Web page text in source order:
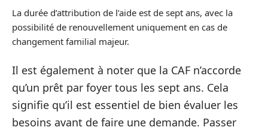
La durée d’attribution de l’aide est de sept ans, avec la
possibilité de renouvellement uniquement en cas de
changement familial majeur.
Il est également à noter que la CAF n’accorde
qu’un prêt par foyer tous les sept ans. Cela
signifie qu’il est essentiel de bien évaluer les
besoins avant de faire une demande. Passer